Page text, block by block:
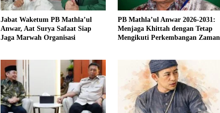
Jabat Waketum PB Mathla’ul
Anwar, Aat Surya Safaat Siap
Jaga Marwah Organisasi
PB Mathla’ul Anwar 2026-2031:
Menjaga Khittah dengan Tetap
Mengikuti Perkembangan Zaman